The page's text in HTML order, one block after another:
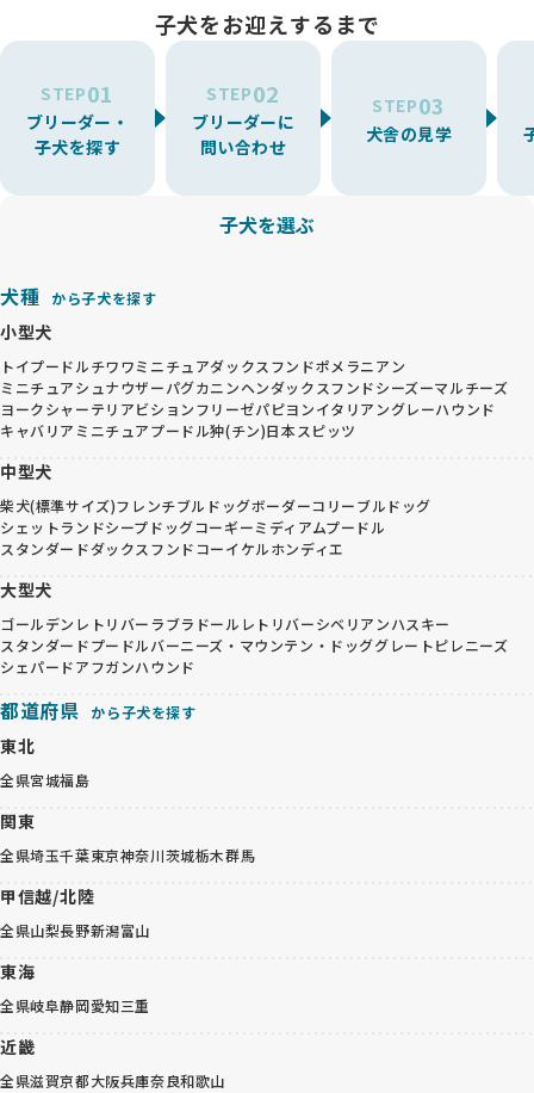
・詳しい手順はお問い合わせいただいた後にご案内します。
子犬をお迎えするまで
STEP01
ブリーダー・
子犬を探す
STEP02
ブリーダーに
問い合わせ
STEP03
犬舎の見学
子犬を選ぶ
犬種 から子犬を探す
小型犬
トイプードルチワワミニチュアダックスフンドポメラニアン
ミニチュアシュナウザーパグカニンヘンダックスフンドシーズーマルチーズ
ヨークシャーテリアビションフリーゼパピヨンイタリアングレーハウンド
キャバリア ミニチュアプードル狆(チン)日本スピッツ
中型犬
柴犬(標準サイズ)フレンチブルドッグボーダーコリーブルドッグ
シェットランドシープドッグコーギーミディアムプードル
スタンダードダックスフンドコーイケルホンディエ
大型犬
ゴールデンレトリバー ラブラドールレトリバーシベリアンハスキー
スタンダードプードルバーニーズ・マウンテン・ドッググレートピレニーズ
シェパードアフガンハウンド
都道府県 から子犬を探す
東北
全県宮城福島
関東
全県埼玉千葉東京神奈川茨城栃木群馬
甲信越/北陸
全県山梨長野新潟富山
東海
全県岐阜静岡愛知三重
近畿
全県滋賀京都大阪兵庫奈良和歌山